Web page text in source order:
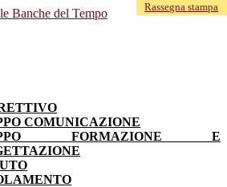
COMUNICAZIONE
FORMAZIONE E
Rassegna stampa